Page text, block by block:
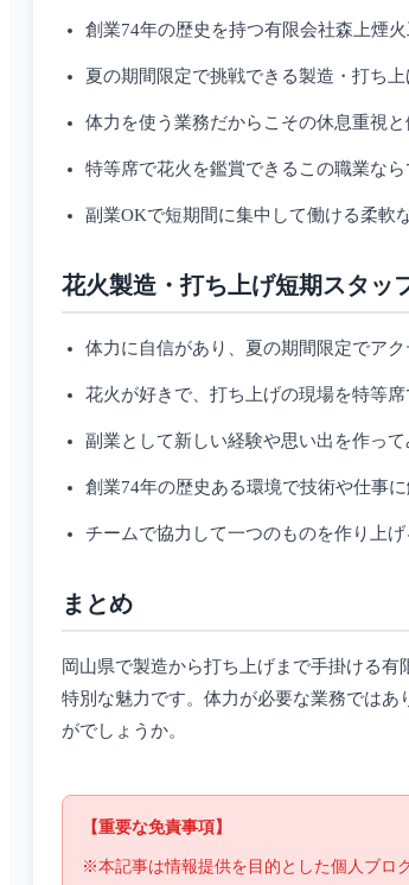
創業74年の歴史を持つ有限会社森上煙
夏の期間限定で挑戦できる製造・打ち
体力を使う業務だからこその休息重視
特等席で花火を鑑賞できるこの職業な
副業OKで短期間に集中して働ける柔軟
花火製造・打ち上げ短期スタッ
体力に自信があり、夏の期間限定でア
花火が好きで、打ち上げの現場を特等
副業として新しい経験や思い出を作っ
創業74年の歴史ある環境で技術や仕事
チームで協力して一つのものを作り上
まとめ
岡山県で製造から打ち上げまで手掛ける
特別な魅力です。体力が必要な業務では
がでしょうか。
【重要な免責事項】
※本記事は情報提供を目的とした個人ブロ